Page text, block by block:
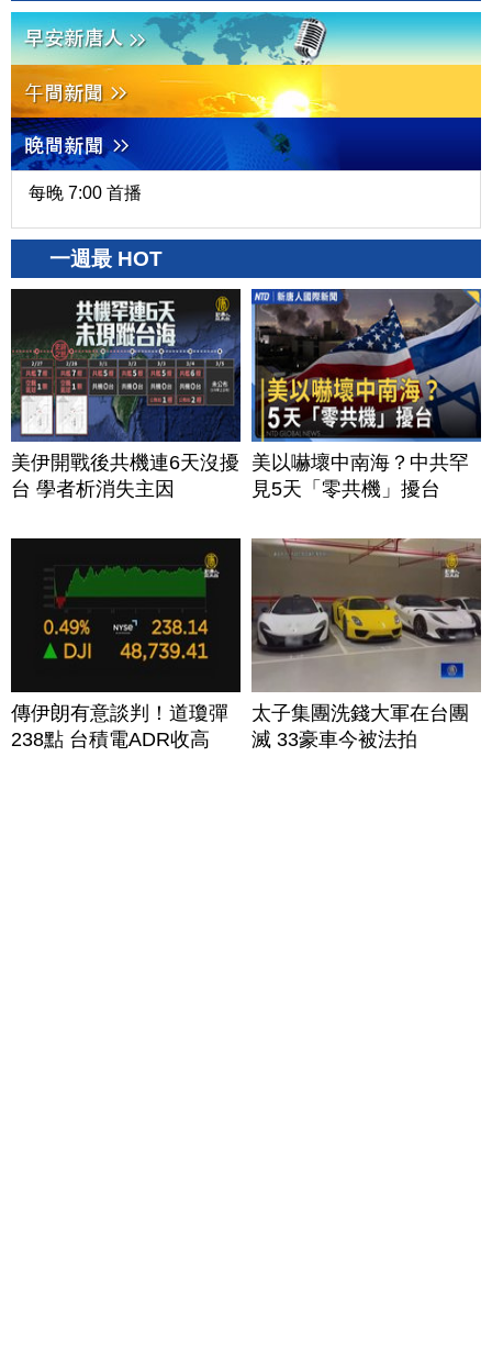
每晚 7:00 首播
一週最 HOT
美伊開戰後共機連6天沒擾
台 學者析消失主因
美以嚇壞中南海？中共罕
見5天「零共機」擾台
傳伊朗有意談判！道瓊彈
238點 台積電ADR收高
太子集團洗錢大軍在台團
滅 33豪車今被法拍